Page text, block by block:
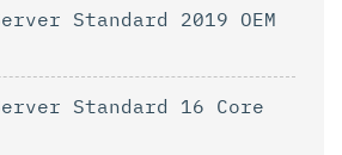
Standard 2019 OEM
Standard 16 Core